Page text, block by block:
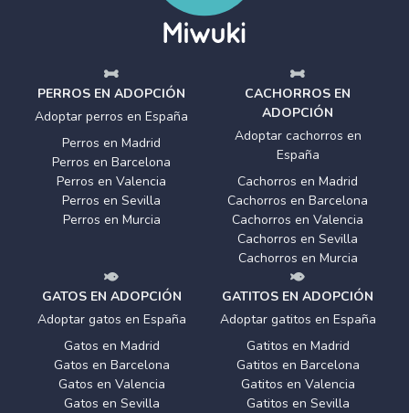
PERROS EN ADOPCIÓN
Adoptar perros en España
Perros en Madrid
Perros en Barcelona
Perros en Valencia
Perros en Sevilla
Perros en Murcia
CACHORROS EN
ADOPCIÓN
Adoptar cachorros en
España
Cachorros en Madrid
Cachorros en Barcelona
Cachorros en Valencia
Cachorros en Sevilla
Cachorros en Murcia
GATOS EN ADOPCIÓN
Adoptar gatos en España
Gatos en Madrid
Gatos en Barcelona
Gatos en Valencia
Gatos en Sevilla
GATITOS EN ADOPCIÓN
Adoptar gatitos en España
Gatitos en Madrid
Gatitos en Barcelona
Gatitos en Valencia
Gatitos en Sevilla